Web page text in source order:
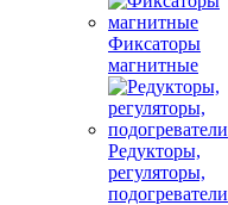
Фиксаторы
магнитные
Редукторы,
регуляторы,
подогреватели